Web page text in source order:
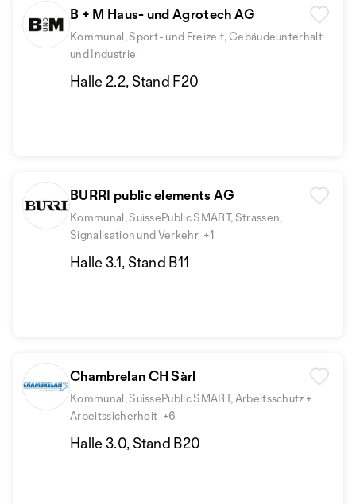
B + M Haus- und Agrotech AG
Kommunal, Sport- und Freizeit, Gebäudeunterhalt
und Industrie
Halle 2.2, Stand F20
BURRI public elements AG
Kommunal, SuissePublic SMART, Strassen,
Signalisation und Verkehr +1
Halle 3.1, Stand B11
Chambrelan CH Sàrl
Kommunal, SuissePublic SMART, Arbeitsschutz +
Arbeitssicherheit +6
Halle 3.0, Stand B20